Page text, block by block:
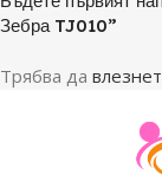
Зебра TJ010”
Трябва да